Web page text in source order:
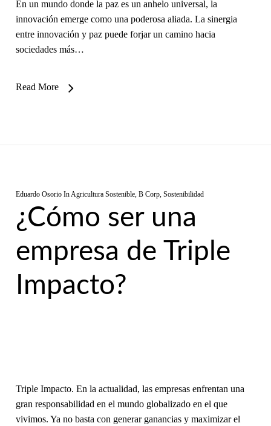
En un mundo donde la paz es un anhelo universal, la
innovación emerge como una poderosa aliada. La sinergia
entre innovación y paz puede forjar un camino hacia
sociedades más…
Read More
Eduardo Osorio InAgricultura Sostenible, B Corp, Sostenibilidad
¿Cómo ser una
empresa de Triple
Impacto?
Triple Impacto. En la actualidad, las empresas enfrentan una
gran responsabilidad en el mundo globalizado en el que
vivimos. Ya no basta con generar ganancias y maximizar el